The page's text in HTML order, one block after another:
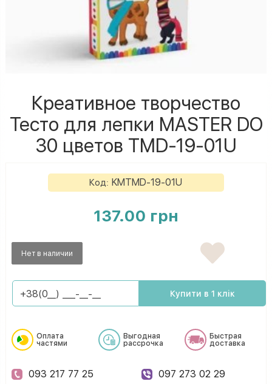
Креативное творчество
Тесто для лепки MASTER DO
30 цветов TMD-19-01U
Код: KMTMD-19-01U
137.00 грн
Нет в наличии
Купити в 1 клік
Оплата
частями
Выгодная
рассрочка
Быстрая
доставка
093 217 77 25 097 273 02 29